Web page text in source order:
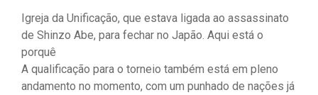
Igreja da Unificação, que estava ligada ao assassinato
de Shinzo Abe, para fechar no Japão. Aqui está o
porquê
A qualificação para o torneio também está em pleno
andamento no momento, com um punhado de nações já